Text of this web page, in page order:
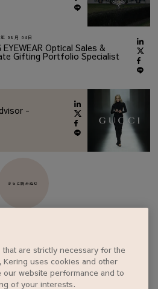
08月 04日
EYEWEAR Optical Sales &
Gifting Portfolio Specialist
-
さらに読み込む
ラートを設定する
are strictly necessary for the
uses cookies and other
website performance and to
of your interests.